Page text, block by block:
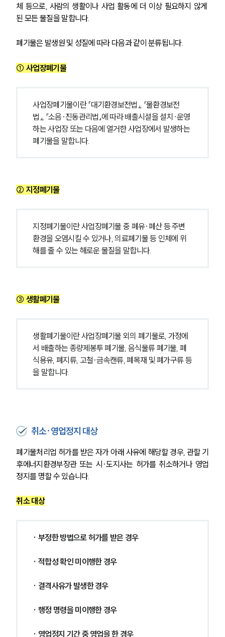
체 등으로, 사람의 생활이나 사업 활동에 더 이상 필요하지 않게
된 모든 물질을 말합니다.
폐기물은 발생원 및 성질에 따라 다음과 같이 분류됩니다.
① 사업장폐기물
사업장폐기물이란 「대기환경보전법」, 「물환경보전
법」, 「소음·진동관리법」에 따라 배출시설을 설치·운영
하는 사업장 또는 다음에 열거한 사업장에서 발생하는
폐기물을 말합니다.
② 지정폐기물
지정폐기물이란 사업장폐기물 중 폐유·폐산 등 주변
환경을 오염시킬 수 있거나, 의료폐기물 등 인체에 위
해를 줄 수 있는 해로운 물질을 말합니다.
③ 생활폐기물
생활폐기물이란 사업장폐기물 외의 폐기물로, 가정에
서 배출하는 종량제봉투 폐기물, 음식물류 폐기물, 폐
식용유, 폐지류, 고철·금속캔류, 폐목재 및 폐가구류 등
을 말합니다.
취소·영업정지 대상
폐기물처리업 허가를 받은 자가 아래 사유에 해당할 경우, 관할 기
후에너지환경부장관 또는 시·도지사는 허가를 취소하거나 영업
정지를 명할 수 있습니다.
취소 대상
· 부정한 방법으로 허가를 받은 경우
· 적합성 확인 미이행한 경우
· 결격사유가 발생한 경우
· 행정 명령을 미이행한 경우
· 영업정지 기간 중 영업을 한 경우